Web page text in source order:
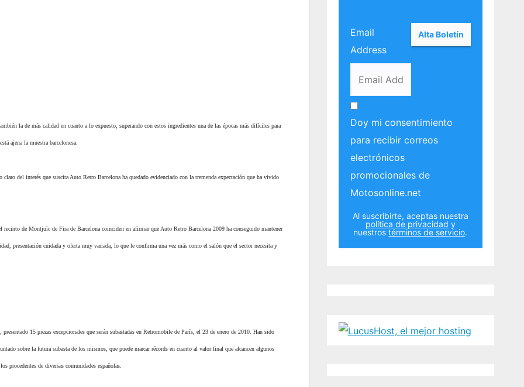
la de más calidad en cuanto a lo expuesto, superando con estos ingredientes una de las épocas más difíciles para
ajena la muestra barcelonesa.
del interés que suscita Auto Retro Barcelona ha quedado evidenciado con la tremenda expectación que ha vivido
de Montjuïc de Fira de Barcelona coinciden en afirmar que Auto Retro Barcelona 2009 ha conseguido mantener
presentación cuidada y oferta muy variada, lo que le confirma una vez más como el salón que el sector necesita y
15 piezas excepcionales que serán subastadas en Retromobile de París, el 23 de enero de 2010. Han sido
sobre la futura subasta de los mismos, que puede marcar récords en cuanto al valor final que alcancen algunos
procedentes de diversas comunidades españolas.
Email
Address
Doy mi consentimiento
para recibir correos
electrónicos
promocionales de
Motosonline.net
Al suscribirte, aceptas nuestra
política de privacidad y
nuestrostérminos de servicio.